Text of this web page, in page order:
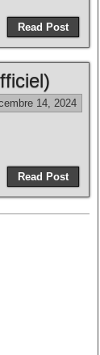
Read Post
14, 2024
Read Post